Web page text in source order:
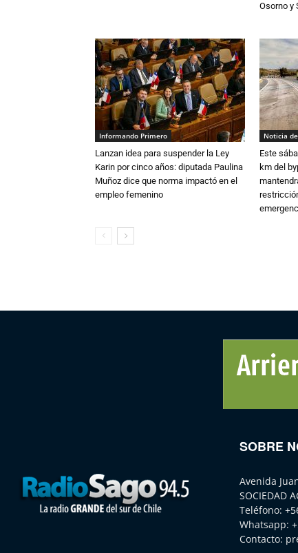
Osorno y
Informando Primero
Lanzan idea para suspender la Ley
Karin por cinco años: diputada Paulina
Muñoz dice que norma impactó en el
empleo femenino
Noticia
Este
km del
SOBRE
Avenida
SOCIEDAD
Teléfono:
Whatsapp:
Contacto: